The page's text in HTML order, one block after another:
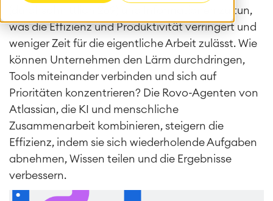
(durchschnittlich 269) und Informationen zu tun,
was die Effizienz und Produktivität verringert und
weniger Zeit für die eigentliche Arbeit zulässt. Wie
können Unternehmen den Lärm durchdringen,
Tools miteinander verbinden und sich auf
Prioritäten konzentrieren? Die Rovo-Agenten von
Atlassian, die KI und menschliche
Zusammenarbeit kombinieren, steigern die
Effizienz, indem sie sich wiederholende Aufgaben
abnehmen, Wissen teilen und die Ergebnisse
verbessern.